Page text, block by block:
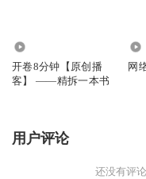
开卷8分钟【原创播
客】 ——精拆一本书
网
用户评论
还没有评